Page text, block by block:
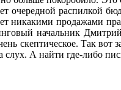
очередной распилкой
никакими продажами
начальник
скептическое. Так вот
А найти где-либо